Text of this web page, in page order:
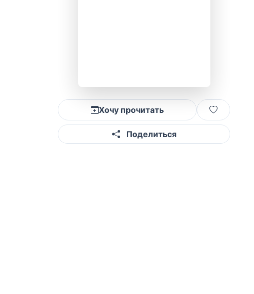
Хочу прочитать
Поделиться